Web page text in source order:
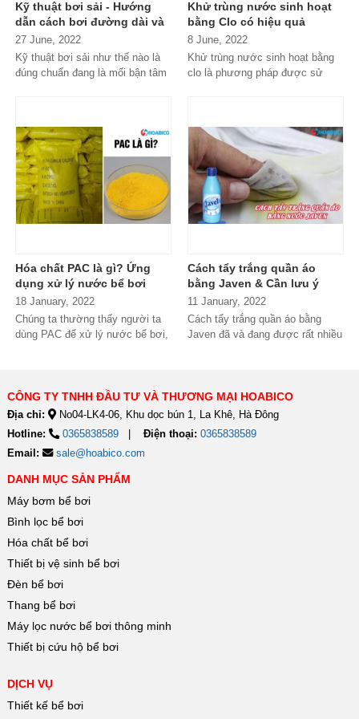
khớp hút vệ sinh hồ bơisẽ
cung cấp cho bạn thông tin về
các sản phẩm chất lượng cao
trong bài viết này. Hãy đọc thông
Kỹ thuật bơi sải - Hướng
dẫn cách bơi đường dài và
các lỗi thường gặp cần
tránh
27 June, 2022
Kỹ thuật bơi sải như thế nào là
đúng chuẩn đang là mối bận tâm
Khử trùng nước sinh hoạt
bằng Clo có hiệu quả
không?
8 June, 2022
Khử trùng nước sinh hoạt bằng
clo là phương pháp được sử
Hóa chất PAC là gì? Ứng
dụng xử lý nước bể bơi
hiệu quả
18 January, 2022
Chúng ta thường thấy người ta
dùng PAC để xử lý nước bể bơi,
Cách tẩy trắng quần áo
bằng Javen & Cần lưu ý
điều gì khi sử dụng?
11 January, 2022
Cách tẩy trắng quần áo bằng
Javen đã và đang được rất nhiều
CÔNG TY TNHH ĐẦU TƯ VÀ THƯƠNG MẠI HOABICO
Địa chỉ:
No04-LK4-06, Khu dọc bún 1, La Khê, Hà Đông
Hotline:
0365838589 Điện thoại: 0365838589
Email:
sale@hoabico.com
DANH MỤC SẢN PHẨM
Máy bơm bể bơi
Bình lọc bể bơi
Hóa chất bể bơi
Thiết bị vệ sinh bể bơi
Đèn bể bơi
Thang bể bơi
Máy lọc nước bể bơi thông minh
Thiết bị cứu hộ bể bơi
DỊCH VỤ
Thiết kế bể bơi